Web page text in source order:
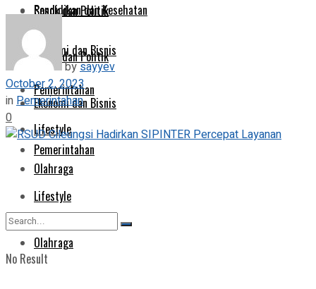
Sosok dan Politik
Ekonomi dan Bisnis
Pemerintahan
Lifestyle
Olahraga
No Result
Pendidikan dan Kesehatan
Sosok dan Politik
Ekonomi dan Bisnis
Pemerintahan
Lifestyle
Olahraga
bysayyev
October 2, 2023
inPemerintahan
0